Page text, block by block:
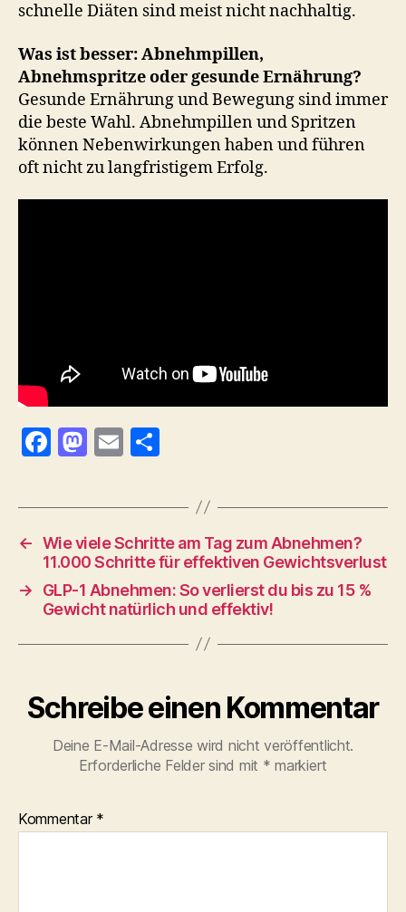
schnelle Diäten sind meist nicht nachhaltig.
Was ist besser: Abnehmpillen,
Abnehmspritze oder gesunde Ernährung?
Gesunde Ernährung und Bewegung sind immer
die beste Wahl. Abnehmpillen und Spritzen
können Nebenwirkungen haben und führen
oft nicht zu langfristigem Erfolg.
F
c
e
b
o
o
k
M
to
d
o
n
E
ai
l
le
n
← Wie viele Schritte am Tag zum Abnehmen?
11.000 Schritte für effektiven Gewichtsverlust
→
GLP-1 Abnehmen: So verlierst du bis zu 15 %
Gewicht natürlich und effektiv!
Schreibe einen Kommentar
Deine E-Mail-Adresse wird nicht veröffentlicht.
Erforderliche Felder sind mit * markiert
Kommentar *